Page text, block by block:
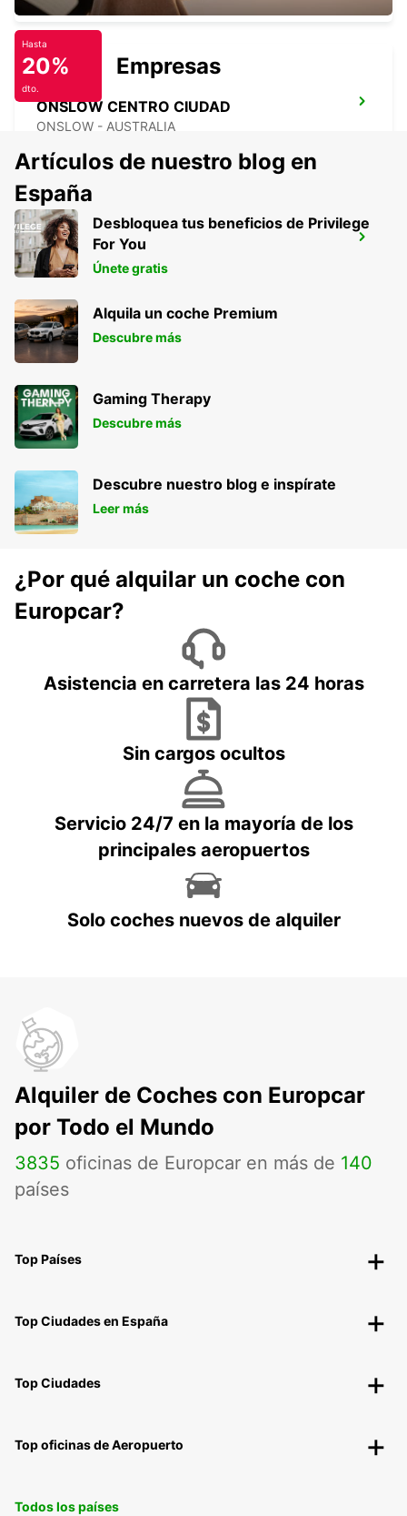
ONSLOW CENTRO CIUDAD
ONSLOW - AUSTRALIA
EXMOUTH CENTRO CIUDAD
EXMOUTH - AUSTRALIA
Hasta
20%
dto.
Empresas
Artículos de nuestro blog en
España
Desbloquea tus beneficios de Privilege
For You
Únete gratis
Alquila un coche Premium
Descubre más
Gaming Therapy
Descubre más
Descubre nuestro blog e inspírate
Leer más
¿Por qué alquilar un coche con
Europcar?
Asistencia en carretera las 24 horas
Sin cargos ocultos
Servicio 24/7 en la mayoría de los
principales aeropuertos
Solo coches nuevos de alquiler
Alquiler de Coches con Europcar
por Todo el Mundo
3835 oficinas de Europcar en más de 140
países
Top Países
Top Ciudades en España
Top Ciudades
Top oficinas de Aeropuerto
Todos los países